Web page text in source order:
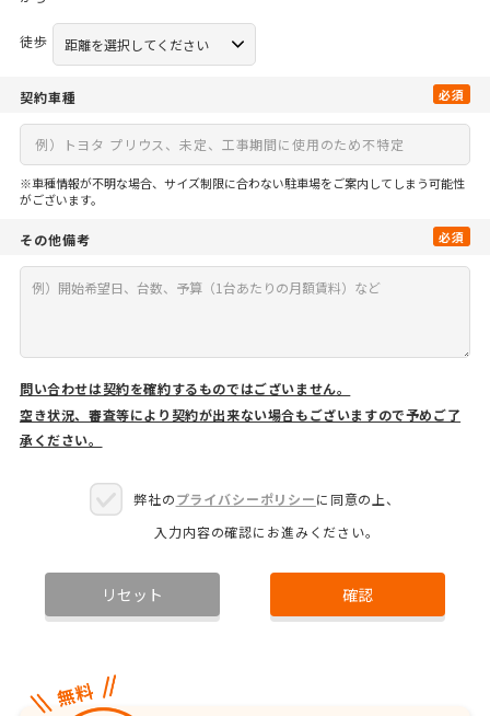
徒歩
契約車種 必須
※車種情報が不明な場合、サイズ制限に合わない駐車場をご案内してしまう可能性
がございます。
その他備考 必須
問い合わせは契約を確約するものではございません。
空き状況、審査等により契約が出来ない場合もございますので予めご了
承ください。
弊社のプライバシーポリシーに同意の上、
入力内容の確認にお進みください。
リセット 確認